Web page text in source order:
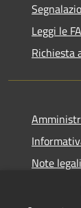
Leggi le
Richiesta
Note legali